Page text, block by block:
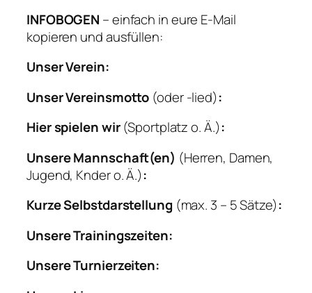
INFOBOGEN – einfach in eure E-Mail
kopieren und ausfüllen:
Unser Verein:
Unser Vereinsmotto (oder -lied):
Hier spielen wir(Sportplatz o. Ä.):
Unsere Mannschaft(en) (Herren, Damen,
Jugend, Knder o. Ä.):
Kurze Selbstdarstellung (max. 3 – 5 Sätze):
Unsere Trainingszeiten:
Unsere Turnierzeiten: